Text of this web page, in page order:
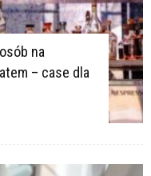
na
– case dla